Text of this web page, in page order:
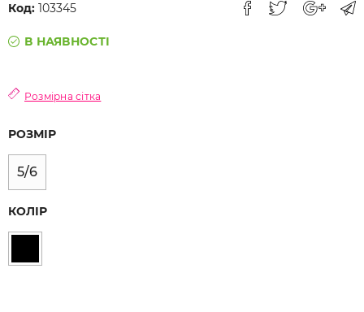
Код: 103345
В НАЯВНОСТІ
Розмірна сітка
РОЗМІР
5/6
КОЛІР